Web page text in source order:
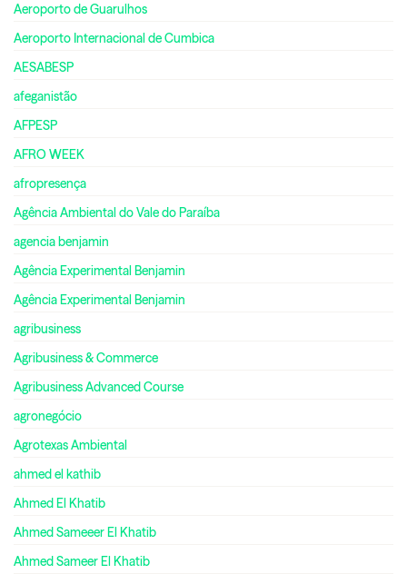
Aeroporto de Guarulhos
Aeroporto Internacional de Cumbica
AESABESP
afeganistão
AFPESP
AFRO WEEK
afropresença
Agência Ambiental do Vale do Paraíba
agencia benjamin
Agência Experimental Benjamin
Agência Experimental Benjamin
agribusiness
Agribusiness & Commerce
Agribusiness Advanced Course
agronegócio
Agrotexas Ambiental
ahmed el kathib
Ahmed El Khatib
Ahmed Sameeer El Khatib
Ahmed Sameer El Khatib